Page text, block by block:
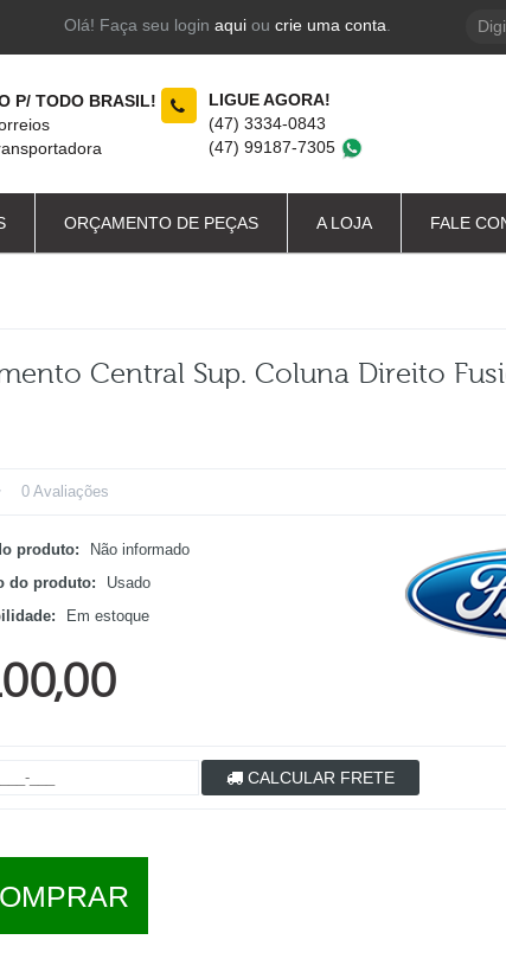
Olá! Faça seu login aquiou crie uma conta
P/ TODO BRASIL!
LIGUE AGORA!
(47) 3334-0843
(47) 99187-7305
ORÇAMENTO DE PEÇAS A LOJA FALE
Central Sup. Coluna Direito
0 Avaliações
produto:
Não informado
do produto:
Usado
Em estoque
CALCULAR FRETE